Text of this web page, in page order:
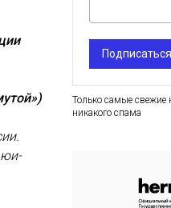
Подписаться
Только самые свежие
никакого спама